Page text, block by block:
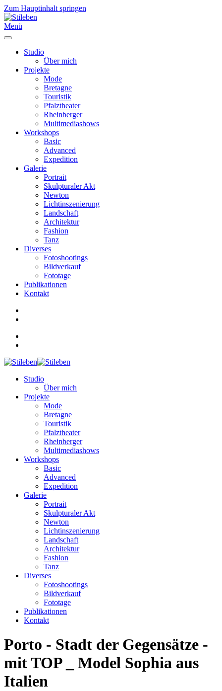
Zum Hauptinhalt springen
Menü
Studio
Über mich
Projekte
Mode
Bretagne
Touristik
Pfalztheater
Rheinberger
Multimediashows
Workshops
Basic
Advanced
Expedition
Galerie
Portrait
Skulpturaler Akt
Newton
Lichtinszenierung
Landschaft
Architektur
Fashion
Tanz
Diverses
Fotoshootings
Bildverkauf
Fototage
Publikationen
Kontakt
Studio
Über mich
Projekte
Mode
Bretagne
Touristik
Pfalztheater
Rheinberger
Multimediashows
Workshops
Basic
Advanced
Expedition
Galerie
Portrait
Skulpturaler Akt
Newton
Lichtinszenierung
Landschaft
Architektur
Fashion
Tanz
Diverses
Fotoshootings
Bildverkauf
Fototage
Publikationen
Kontakt
Porto - Stadt der Gegensätze -
mit TOP _ Model Sophia aus
Italien